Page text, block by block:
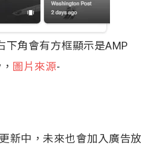
下角會有方框顯示是AMP
圖片來源-
新中，未來也會加入廣告放